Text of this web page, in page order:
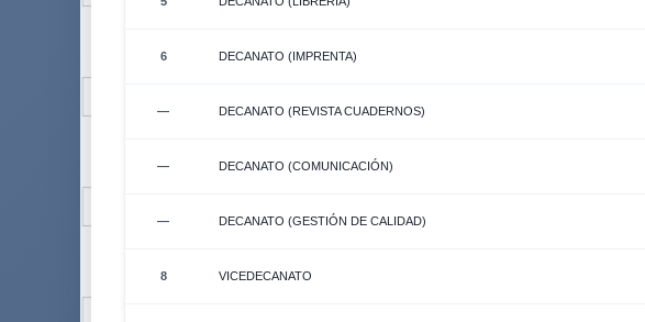
6 DECANATO (IMPRENTA)
— DECANATO (REVISTA CUADERNOS)
— DECANATO (COMUNICACIÓN)
— DECANATO (GESTIÓN DE CALIDAD)
8 VICEDECANATO